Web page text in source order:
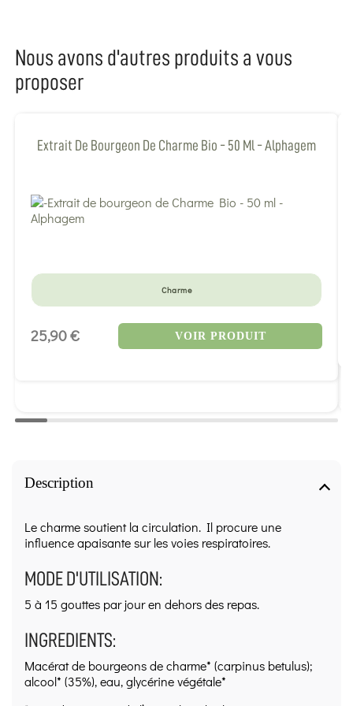
Description
Le charme soutient la circulation. Il procure une
influence apaisante sur les voies respiratoires.
MODE D'UTILISATION:
5 à 15 gouttes par jour en dehors des repas.
INGREDIENTS:
Macérat de bourgeons de charme* (carpinus betulus);
alcool* (35%), eau, glycérine végétale*
Nous avons d'autres produits a vous
proposer
Extrait De Bourgeon De Charme Bio - 50 Ml - Alphagem
Charme
25,90 € VOIR PRODUIT